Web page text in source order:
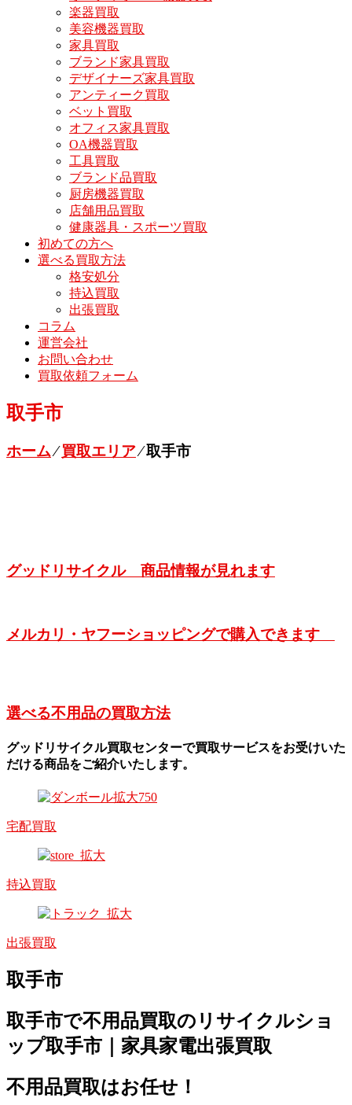
楽器買取
美容機器買取
家具買取
ブランド家具買取
デザイナーズ家具買取
アンティーク買取
ベット買取
オフィス家具買取
OA機器買取
工具買取
ブランド品買取
厨房機器買取
店舗用品買取
健康器具・スポーツ買取
初めての方へ
選べる買取方法
格安処分
持込買取
出張買取
コラム
運営会社
お問い合わせ
買取依頼フォーム
取手市
ホーム⁄買取エリア⁄取手市
グッドリサイクル 商品情報が見れます
メルカリ・ヤフーショッピングで購入できます
選べる不用品の買取方法
グッドリサイクル買取センターで買取サービスをお受けいた
だける商品をご紹介いたします。
宅配買取
持込買取
出張買取
取手市
取手市で不用品買取のリサイクルショ
ップ取手市｜家具家電出張買取
不用品買取はお任せ！